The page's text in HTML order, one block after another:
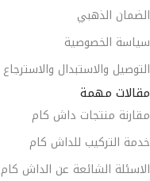
الضمان الذهبي
سياسة الخصوصية
التوصيل والاستبدال والاسترجاع
مقالات مهمة
مقارنة منتجات داش كام
خدمة التركيب للداش كام
الاسئلة الشائعة عن الداش كام